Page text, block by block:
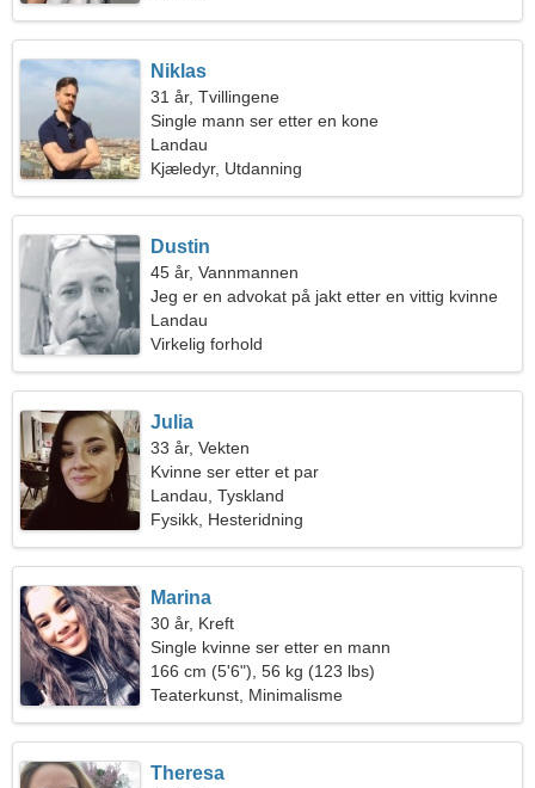
Niklas
31 år, Tvillingene
Single mann ser etter en kone
Landau
Kjæledyr, Utdanning
Dustin
45 år, Vannmannen
Jeg er en advokat på jakt etter en vittig kvinne
Landau
Virkelig forhold
Julia
33 år, Vekten
Kvinne ser etter et par
Landau, Tyskland
Fysikk, Hesteridning
Marina
30 år, Kreft
Single kvinne ser etter en mann
166 cm (5'6"), 56 kg (123 lbs)
Teaterkunst, Minimalisme
Theresa